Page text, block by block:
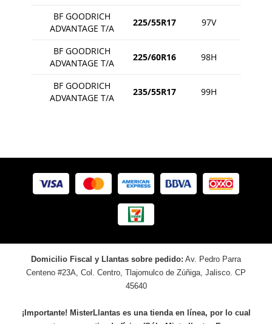
BF GOODRICH
ADVANTAGE T/A
225/55R17 97V
BF GOODRICH
ADVANTAGE T/A
225/60R16 98H
BF GOODRICH
ADVANTAGE T/A
235/55R17 99H
Domicilio Fiscal y Llantas sobre pedido: Av. Pedro Parra
Centeno #23A, Col. Centro, Tlajomulco de Zúñiga, Jalisco. CP
45640
¡Importante! MisterLlantas es una tienda en línea, por lo cual